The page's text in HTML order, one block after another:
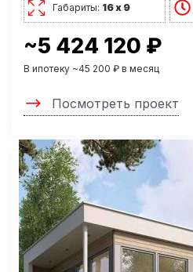
Габариты: 16 х 9
~5 424 120 ₽
В ипотеку ~45 200 ₽ в месяц
Посмотреть проект